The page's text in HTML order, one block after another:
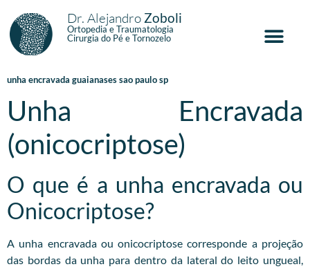
Dr. Alejandro Zoboli
Ortopedia e Traumatologia
Cirurgia do Pé e Tornozelo
unha encravada guaianases sao paulo sp
Unha Encravada
(onicocriptose)
O que é a unha encravada ou
Onicocriptose?
A unha encravada ou onicocriptose corresponde a projeção
das bordas da unha para dentro da lateral do leito ungueal,